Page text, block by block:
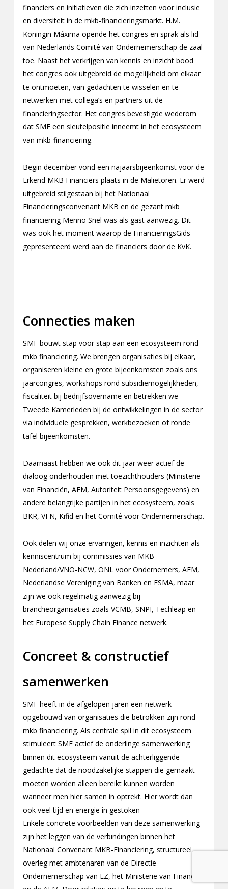
financiers en initiatieven die zich inzetten voor inclusie
en diversiteit in de mkb-financieringsmarkt. H.M.
Koningin Máxima opende het congres en sprak als lid
van Nederlands Comité van Ondernemerschap de zaal
toe. Naast het verkrijgen van kennis en inzicht bood
het congres ook uitgebreid de mogelijkheid om elkaar
te ontmoeten, van gedachten te wisselen en te
netwerken met collega’s en partners uit de
financieringsector. Het congres bevestigde wederom
dat SMF een sleutelpositie inneemt in het ecosysteem
van mkb-financiering.
Begin december vond een najaarsbijeenkomst voor de
Erkend MKB Financiers plaats in de Malietoren. Er werd
uitgebreid stilgestaan bij het Nationaal
Financieringsconvenant MKB en de gezant mkb
financiering Menno Snel was als gast aanwezig. Dit
was ook het moment waarop de FinancieringsGids
gepresenteerd werd aan de financiers door de KvK.
Connecties maken
SMF bouwt stap voor stap aan een ecosysteem rond
mkb financiering. We brengen organisaties bij elkaar,
organiseren kleine en grote bijeenkomsten zoals ons
jaarcongres, workshops rond subsidiemogelijkheden,
fiscaliteit bij bedrijfsovername en betrekken we
Tweede Kamerleden bij de ontwikkelingen in de sector
via individuele gesprekken, werkbezoeken of ronde
tafel bijeenkomsten.
Daarnaast hebben we ook dit jaar weer actief de
dialoog onderhouden met toezichthouders (Ministerie
van Financiën, AFM, Autoriteit Persoonsgegevens) en
andere belangrijke partijen in het ecosysteem, zoals
BKR, VFN, Kifid en het Comité voor Ondernemerschap.
Ook delen wij onze ervaringen, kennis en inzichten als
kenniscentrum bij commissies van MKB
Nederland/VNO-NCW, ONL voor Ondernemers, AFM,
Nederlandse Vereniging van Banken en ESMA, maar
zijn we ook regelmatig aanwezig bij
brancheorganisaties zoals VCMB, SNPI, Techleap en
het Europese Supply Chain Finance netwerk.
Concreet & constructief
samenwerken
SMF heeft in de afgelopen jaren een netwerk
opgebouwd van organisaties die betrokken zijn rond
mkb financiering. Als centrale spil in dit ecosysteem
stimuleert SMF actief de onderlinge samenwerking
binnen dit ecosysteem vanuit de achterliggende
gedachte dat de noodzakelijke stappen die gemaakt
moeten worden alleen bereikt kunnen worden
wanneer men hier samen in optrekt. Hier wordt dan
ook veel tijd en energie in gestoken
Enkele concrete voorbeelden van deze samenwerking
zijn het leggen van de verbindingen binnen het
Nationaal Convenant MKB-Financiering, structureel
overleg met ambtenaren van de Directie
Ondernemerschap van EZ, het Ministerie van Financiën